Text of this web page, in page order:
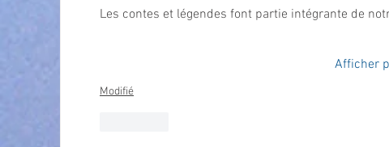
Les contes et légendes font partie intégrante de
Afficher
Modifié